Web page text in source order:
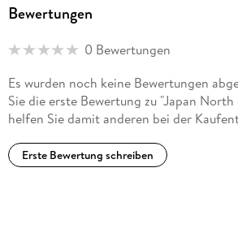
Bewertungen
0 Bewertungen
Es wurden noch keine Bewertungen
Sie die erste Bewertung zu "Japan
helfen Sie damit anderen bei der
Erste Bewertung schreiben